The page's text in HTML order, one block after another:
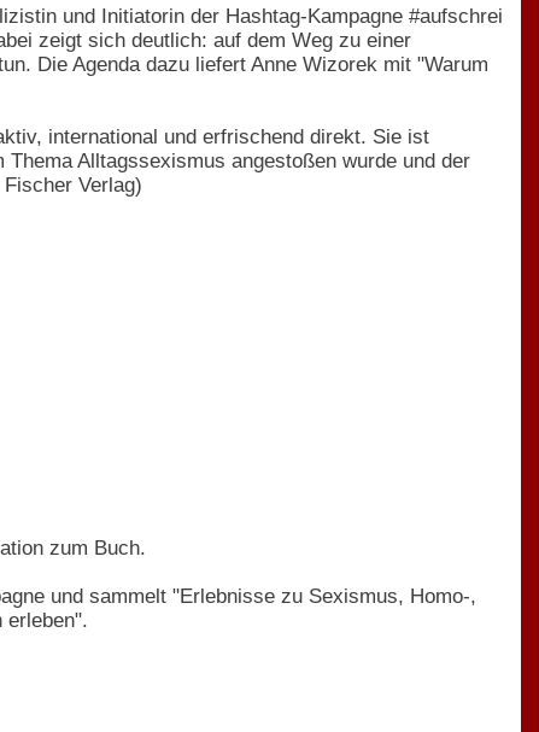
und Initiatorin der Hashtag-Kampagne #aufschrei
zeigt sich deutlich: auf dem Weg zu einer
Die Agenda dazu liefert Anne Wizorek mit "Warum
international und erfrischend direkt. Sie ist
Alltagssexismus angestoßen wurde und der
Verlag)
zum Buch.
und sammelt "Erlebnisse zu Sexismus, Homo-,
erleben".